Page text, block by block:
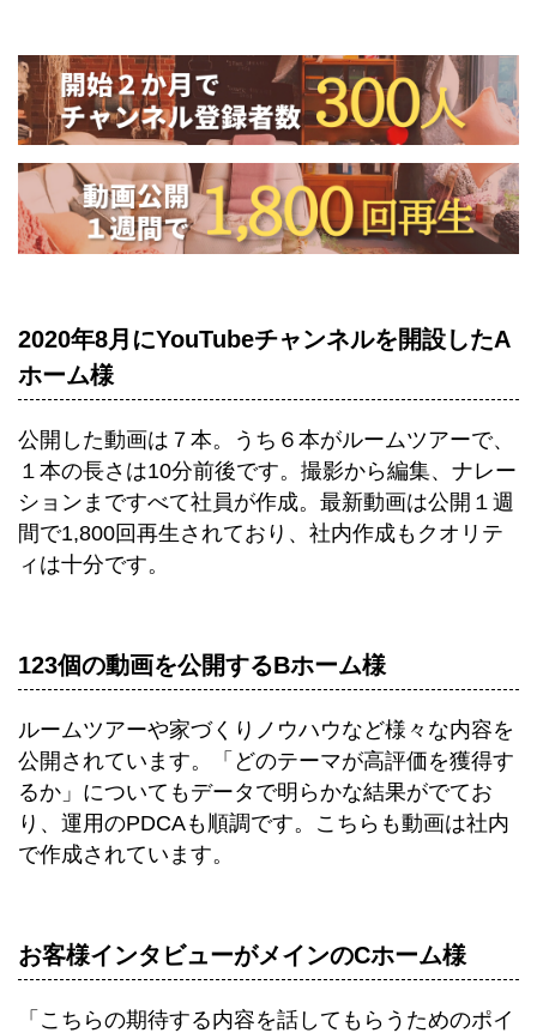
2020年8月にYouTubeチャンネルを開設したA
ホーム様
公開した動画は７本。うち６本がルームツアーで、
１本の長さは10分前後です。撮影から編集、ナレー
ションまですべて社員が作成。最新動画は公開１週
間で1,800回再生されており、社内作成もクオリテ
ィは十分です。
123個の動画を公開するBホーム様
ルームツアーや家づくりノウハウなど様々な内容を
公開されています。「どのテーマが高評価を獲得す
るか」についてもデータで明らかな結果がでてお
り、運用のPDCAも順調です。こちらも動画は社内
で作成されています。
お客様インタビューがメインのCホーム様
「こちらの期待する内容を話してもらうためのポイ